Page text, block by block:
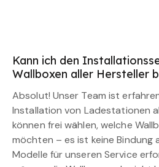
Kann ich den
Wallboxen aller Hersteller
Absolut! Unser Team ist
Installation von Ladestationen
können frei wählen, welche
möchten – es ist keine Bindung
Modelle für unseren Service